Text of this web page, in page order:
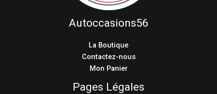
Autoccasions56
La Boutique
Contactez-nous
Mon Panier
Pages Légales